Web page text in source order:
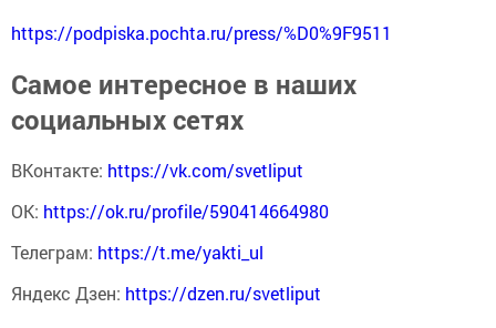
https://podpiska.pochta.ru/press/%D0%9F9511
Самое интересное в наших
социальных сетях
ВКонтакте: https://vk.com/svetliput
ОК: https://ok.ru/profile/590414664980
Телеграм: https://t.me/yakti_ul
Яндекс Дзен: https://dzen.ru/svetliput